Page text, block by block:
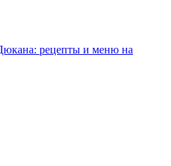
рецепты и меню на